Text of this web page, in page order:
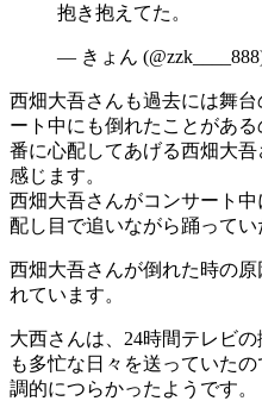
抱き抱えてた。
— きょん
西畑大吾さんも過去には舞
ート中にも倒れたことがあ
番に心配してあげる西畑大
感じます。
西畑大吾さんがコンサート
配し目で追いながら踊ってい
西畑大吾さんが倒れた時の
れています。
大西さんは、24時間テレビ
も多忙な日々を送っていた
調的につらかったようです。